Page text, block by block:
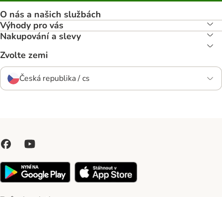
O nás a našich službách
Výhody pro vás
Nakupování a slevy
Zvolte zemi
Česká republika / cs